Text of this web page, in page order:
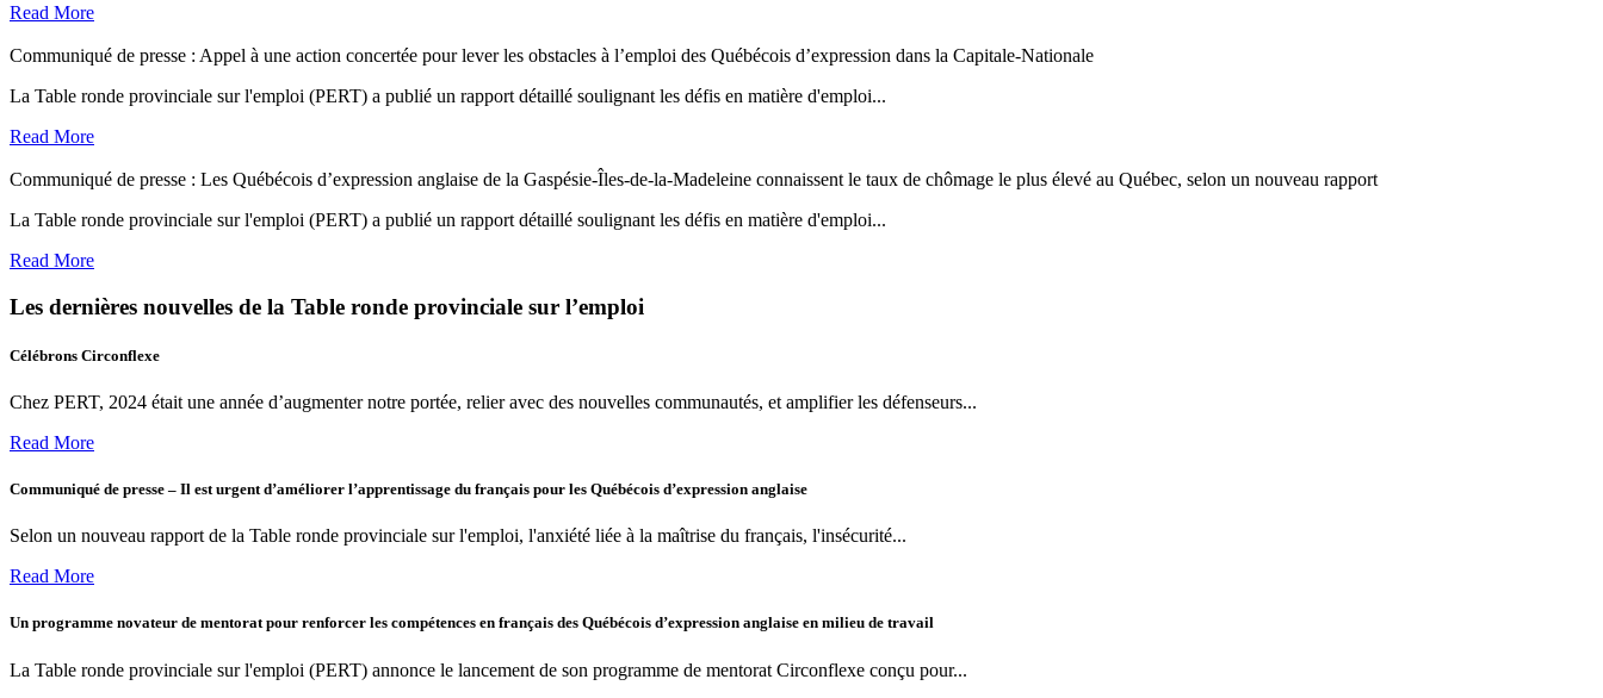
Read More
Communiqué de presse : Appel à une action concertée pour lever les obstacles à l’emploi des Québécois d’expression dans la Capitale-Nationale
La Table ronde provinciale sur l'emploi (PERT) a publié un rapport détaillé soulignant les défis en matière d'emploi...
Read More
Communiqué de presse : Les Québécois d’expression anglaise de la Gaspésie-Îles-de-la-Madeleine connaissent le taux de chômage le plus élevé au Québec, selon un nouveau rapport
La Table ronde provinciale sur l'emploi (PERT) a publié un rapport détaillé soulignant les défis en matière d'emploi...
Read More
Les dernières nouvelles de la Table ronde provinciale sur l’emploi
Célébrons Circonflexe
Chez PERT, 2024 était une année d’augmenter notre portée, relier avec des nouvelles communautés, et amplifier les défenseurs...
Read More
Communiqué de presse – Il est urgent d’améliorer l’apprentissage du français pour les Québécois d’expression anglaise
Selon un nouveau rapport de la Table ronde provinciale sur l'emploi, l'anxiété liée à la maîtrise du français, l'insécurité...
Read More
Un programme novateur de mentorat pour renforcer les compétences en français des Québécois d’expression anglaise en milieu de travail
La Table ronde provinciale sur l'emploi (PERT) annonce le lancement de son programme de mentorat Circonflexe conçu pour...